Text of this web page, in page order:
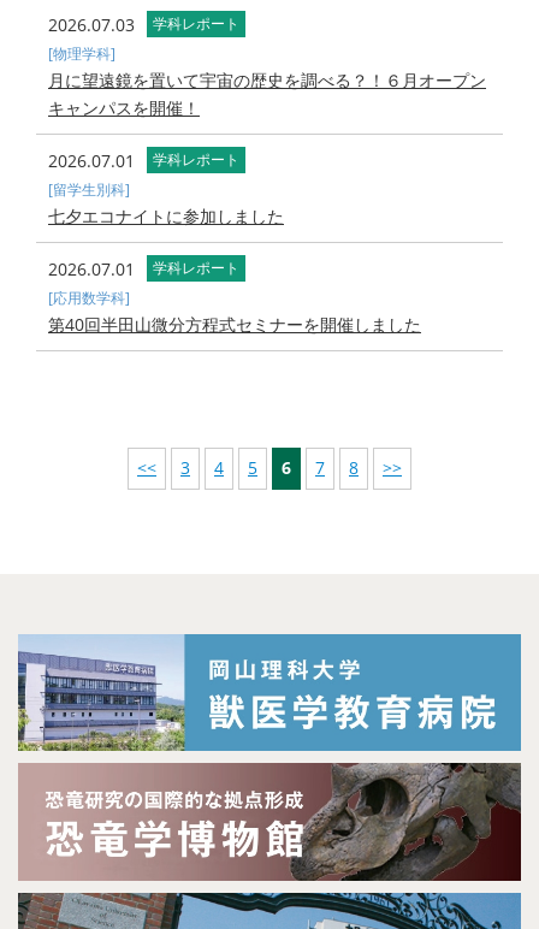
2026.07.03
学科レポート
[物理学科]
月に望遠鏡を置いて宇宙の歴史を調べる？！６月オープン
キャンパスを開催！
2026.07.01
学科レポート
[留学生別科]
七夕エコナイトに参加しました
2026.07.01
学科レポート
[応用数学科]
第40回半田山微分方程式セミナーを開催しました
<< 3 4 5 6 7 8 >>